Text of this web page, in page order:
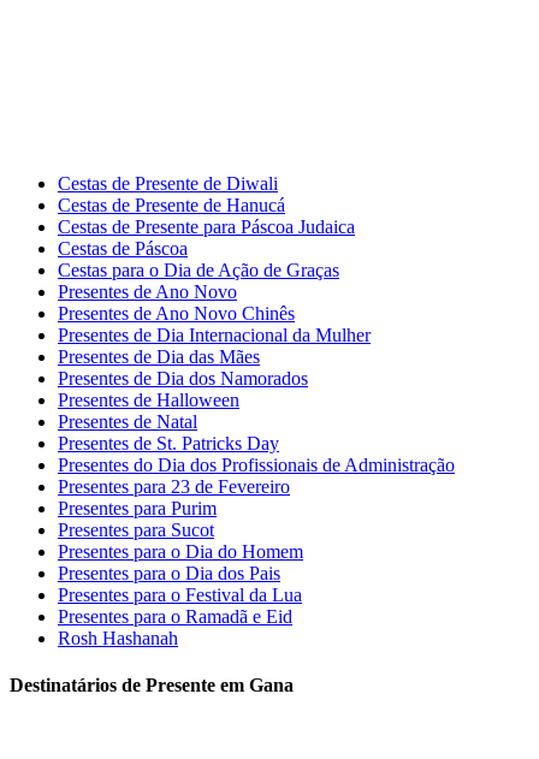
Cestas de Presente de Diwali
Cestas de Presente de Hanucá
Cestas de Presente para Páscoa Judaica
Cestas de Páscoa
Cestas para o Dia de Ação de Graças
Presentes de Ano Novo
Presentes de Ano Novo Chinês
Presentes de Dia Internacional da Mulher
Presentes de Dia das Mães
Presentes de Dia dos Namorados
Presentes de Halloween
Presentes de Natal
Presentes de St. Patricks Day
Presentes do Dia dos Profissionais de Administração
Presentes para 23 de Fevereiro
Presentes para Purim
Presentes para Sucot
Presentes para o Dia do Homem
Presentes para o Dia dos Pais
Presentes para o Festival da Lua
Presentes para o Ramadã e Eid
Rosh Hashanah
Destinatários de Presente em Gana